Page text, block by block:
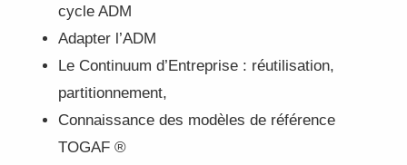
cycle ADM
Adapter l’ADM
Le Continuum d’Entreprise : réutilisation,
partitionnement,
Connaissance des modèles de référence
TOGAF ®